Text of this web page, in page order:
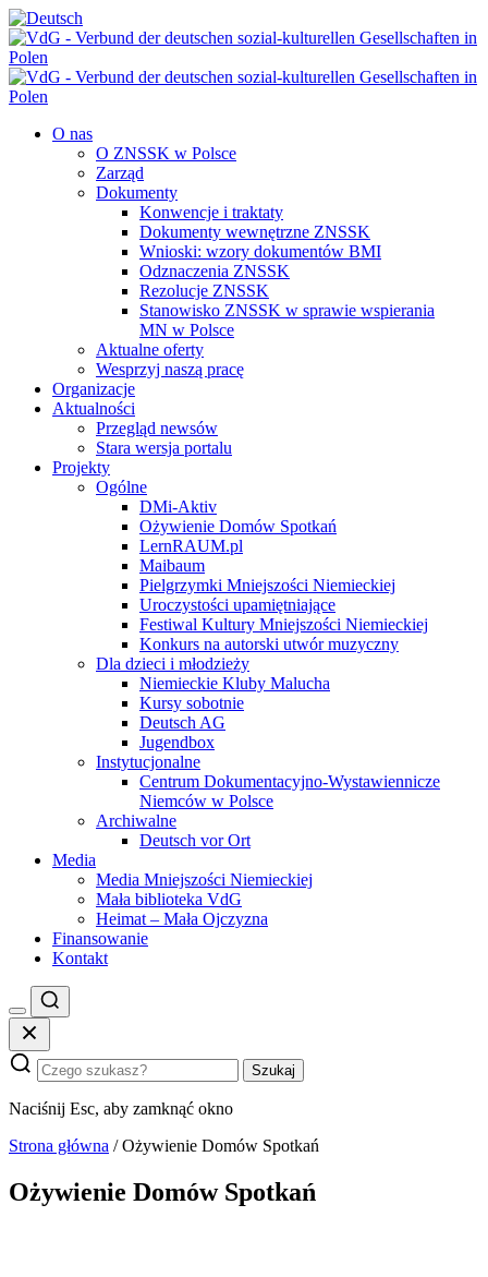
Przejdź
do
treści
O nas
O ZNSSK w Polsce
Zarząd
Dokumenty
Konwencje i traktaty
Dokumenty wewnętrzne ZNSSK
Wnioski: wzory dokumentów BMI
Odznaczenia ZNSSK
Rezolucje ZNSSK
Stanowisko ZNSSK w sprawie wspierania
MN w Polsce
Aktualne oferty
Wesprzyj naszą pracę
Organizacje
Aktualności
Przegląd newsów
Stara wersja portalu
Projekty
Ogólne
DMi-Aktiv
Ożywienie Domów Spotkań
LernRAUM.pl
Maibaum
Pielgrzymki Mniejszości Niemieckiej
Uroczystości upamiętniające
Festiwal Kultury Mniejszości Niemieckiej
Konkurs na autorski utwór muzyczny
Dla dzieci i młodzieży
Niemieckie Kluby Malucha
Kursy sobotnie
Deutsch AG
Jugendbox
Instytucjonalne
Centrum Dokumentacyjno-Wystawiennicze
Niemców w Polsce
Archiwalne
Deutsch vor Ort
Media
Media Mniejszości Niemieckiej
Mała biblioteka VdG
Heimat – Mała Ojczyzna
Finansowanie
Kontakt
Szukaj
Szukaj
Naciśnij Esc, aby zamknąć okno
Strona główna / Ożywienie Domów Spotkań
Ożywienie Domów Spotkań